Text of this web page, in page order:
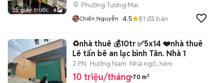
35 giây trước 6
Phường Tương Mai
Chiến Nguyễn 4.5 81 đã bán
♻️nhà thuê 💰10tr ✅5x14 ❤️nhà thuê
Lê tấn bê an lạc bình Tân. Nhà 1
2 PN Hướng Nam Nhà ngõ, hẻm
10 triệu/tháng 70 m²